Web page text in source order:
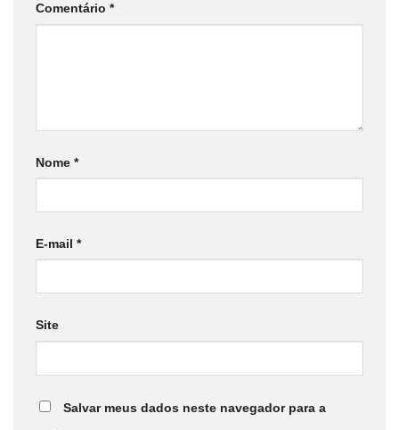
Comentário *
Nome *
E-mail *
Site
Salvar meus dados neste navegador para a